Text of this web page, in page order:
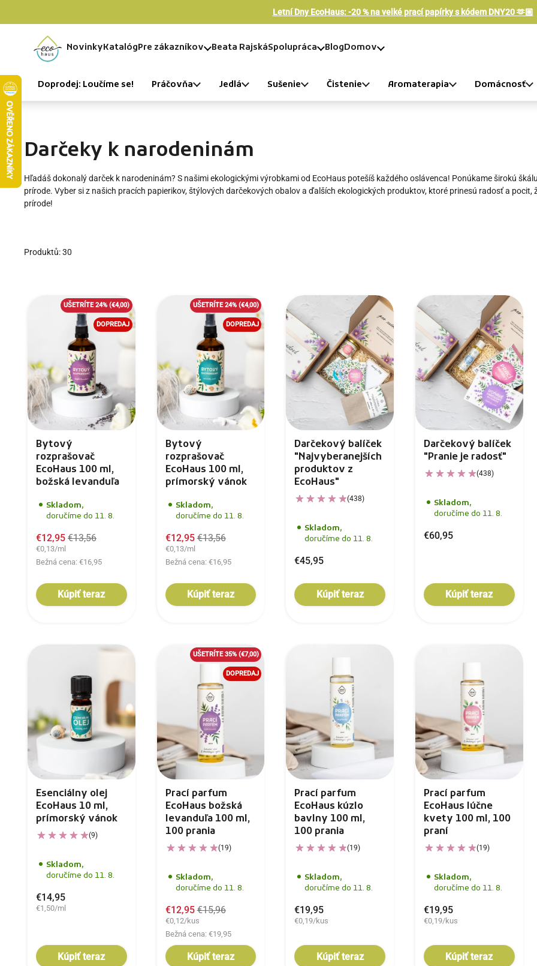
Letní Dny EcoHaus: -20 % na velké prací papírky s kódem DNY20 🫶🏼
Domov
NovinkyKatalógPre zákazníkov Beata RajskáSpolupráca BlogDomov
Doprodej: Loučíme se! Práčovňa Jedlá Sušenie Čistenie Aromaterapia Domácnosť
Darčeky k narodeninám
Hľadáš dokonalý darček k narodeninám? S našimi ekologickými výrobkami od EcoHaus potešíš každého oslávenca! Ponúkame širokú
prírode. Vyber si z našich pracích papierikov, štýlových darčekových obalov a ďalších ekologických produktov, ktoré prinesú radosť a
prírode!
Produktů: 30
Bytový
rozprašovač
EcoHaus 100 ml,
božská levanduľa
Skladom,
doručíme do 11. 8.
€12,95 €13,56
€0,13/ml
Bežná cena: €16,95
Kúpiť teraz
UŠETRÍTE 24% (€4,00)
DOPREDAJ
Bytový
rozprašovač
EcoHaus 100 ml,
prímorský vánok
Skladom,
doručíme do 11. 8.
€12,95€13,56
€0,13/ml
Bežná cena: €16,95
Kúpiť teraz
UŠETRÍTE 24% (€4,00)
DOPREDAJ
Darčekový balíček
"Najvyberanejších
produktov z
EcoHaus"
(438)
Skladom,
doručíme do 11. 8.
€45,95
Kúpiť teraz
Darčekový balíček
"Pranie je radosť"
(438)
Skladom,
doručíme do 11. 8.
€60,95
Kúpiť teraz
Esenciálny olej
EcoHaus 10 ml,
prímorský vánok
(9)
Skladom,
doručíme do 11. 8.
€14,95
€1,50/ml
Kúpiť teraz
Prací parfum
EcoHaus božská
levanduľa 100 ml,
100 prania
(19)
Skladom,
doručíme do 11. 8.
€12,95€15,96
€0,12/kus
Bežná cena: €19,95
Kúpiť teraz
UŠETRÍTE 35% (€7,00)
DOPREDAJ
Prací parfum
EcoHaus kúzlo
bavlny 100 ml,
100 prania
(19)
Skladom,
doručíme do 11. 8.
€19,95
€0,19/kus
Kúpiť teraz
Prací parfum
EcoHaus lúčne
kvety 100 ml, 100
praní
(19)
Skladom,
doručíme do 11. 8.
€19,95
€0,19/kus
Kúpiť teraz